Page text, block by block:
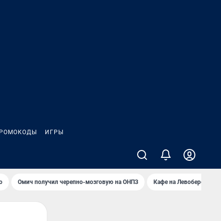
ИГРЫ
Омич получил черепно-мозговую на ОНПЗ Кафе на Левобережье